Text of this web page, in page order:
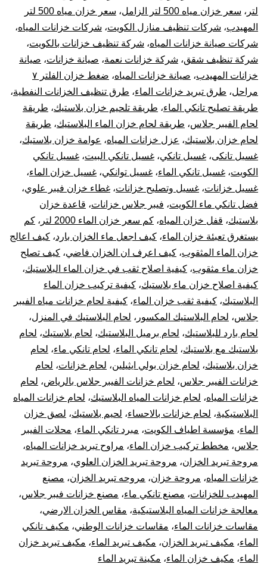
لتر ، سعر خزان مياه 500 لتر الزامل ،
سعر خزان مياه 500 لتر
المهيدب، شركات تنظيف منازل الكويت، شركات خزانات المياه،
شركات صيانة خزانات المياه، شركة تنظيف خزانات بالكويت،
شركة تنظيف شقق، شركة خزانات نعمة، صيانة خزانات، صيانة
خزانات المهيدب، صيانة خزانات المياه،
ضغط خزان الفلتر ٧
مراحل، طرق تبريد خزانات الماء، طرق تنظيف الخزانات النفطية،
طريقة تصليح تانكي الماء، طريقة تلحيم خزان بلاستيك، طريقة
لحام الفيبر جلاس، طريقة لحام خزان الماء البلاستيك، طريقة
لحام خزان بلاستيك، عزل خزانات المياه، عوامة خزان بلاستيك،
غسيل تانكى، غسيل تانكي، غسيل تانكي البيت، غسيل تانكي
الكويت، غسيل تانكي الماء، غسيل توانكي، غسيل خزان الماء،
غسيل خزانات، غسيل وتصليح خزانات، غطاء خزان فيبر علوي،
فضل تانكي ماء الكويت، فيبر جلاس خزانات، قاعدة خزان
بلاستيك، قفل خزان المياه، كم سعر خزان الماء 2000 لتر ، كم
يستغرق تعبئة خزان الماء، كيف اجعل ماء الخزان بارد، كيف اعالج
خزان الماء المثقوب، كيف اعرف ان الخزان فاضي، كيف تصلح
خزان ماء مثقوب، كيفية اصلاح ثقب في خزان الماء البلاستيك،
كيفية اصلاح خزان ماء بلاستيك، كيفية تركيب خزان الماء
البلاستيك، كيفية ثقب خزان الماء، كيفية لحام خزانات مياه الفيبر
جلاس، لحام البلاستيك المكسور ، لحام البلاستيك في المنزل،
لحام بارد للبلاستيك، لحام برميل البلاستيك، لحام بلاستيك، لحام
بلاستيك مع بلاستيك، لحام تانكي الماء، لحام تانكي ماء، لحام
خزان بلاستيك، لحام خزان بولي ايثيلين، لحام خزانات، لحام
خزانات الفيبر جلاس، لحام خزانات الفيبر جلاس بالرياض، لحام
خزانات المياه، لحام خزانات المياه البلاستيك، لحام خزانات المياه
البلاستيكية، لحام خزانات بالاحساء، لحيم بلاستيك، لصق خزان
الماء، مؤسسة اطياف الكويت، مبرد تانكي الماء، محلات الفيبر
جلاس، مخطط تركيب خزان الماء، مراوح تبريد خزانات المياه،
مروحة تبريد الخزان، مروحة تبريد الخزان العلوي، مروحة تبريد
خزانات المياه، مروحة خزان، مروحه تبريد الخزان، مصنع
المهيدب للخزانات، مصنع تانكي ماء، مصنع خزانات فيبر جلاس،
معالجة خزانات المياه البلاستيكية، مقاس الخزان الارضي،
مقاسات خزانات الماء، مقاسات خزانات الوطني، مكيف تانكي
الماء، مكيف تبريد الخزان، مكيف تبريد الماء، مكيف تبريد خزان
الماء، مكيف خزان الماء، مكينة تبريد الماء